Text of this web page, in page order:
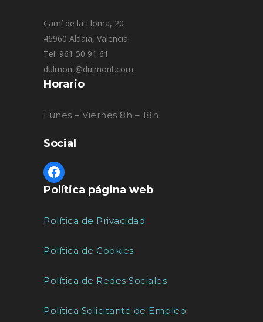
Camí de la Lloma, 20
46960 Aldaia, Valencia
Tel: 961 50 91 61
dulmont@dulmont.com
Horario
Lunes – Viernes 8h – 18h
Social
Política página web
Política de Privacidad
Política de Cookies
Política de Redes Sociales
Política Solicitante de Empleo